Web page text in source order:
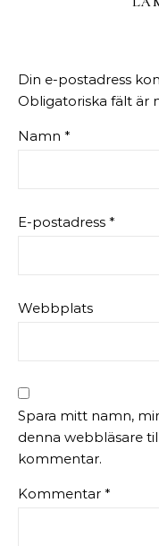
Din e-postadress
Obligatoriska fält är
Namn *
E-postadress *
Webbplats
Spara mitt namn,
denna webbläsare
kommentar.
Kommentar *